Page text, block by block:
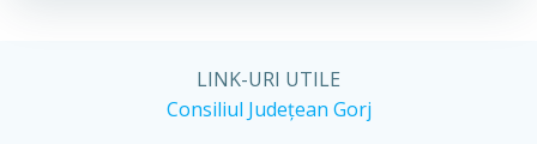
LINK-URI UTILE
Consiliul Județean Gorj